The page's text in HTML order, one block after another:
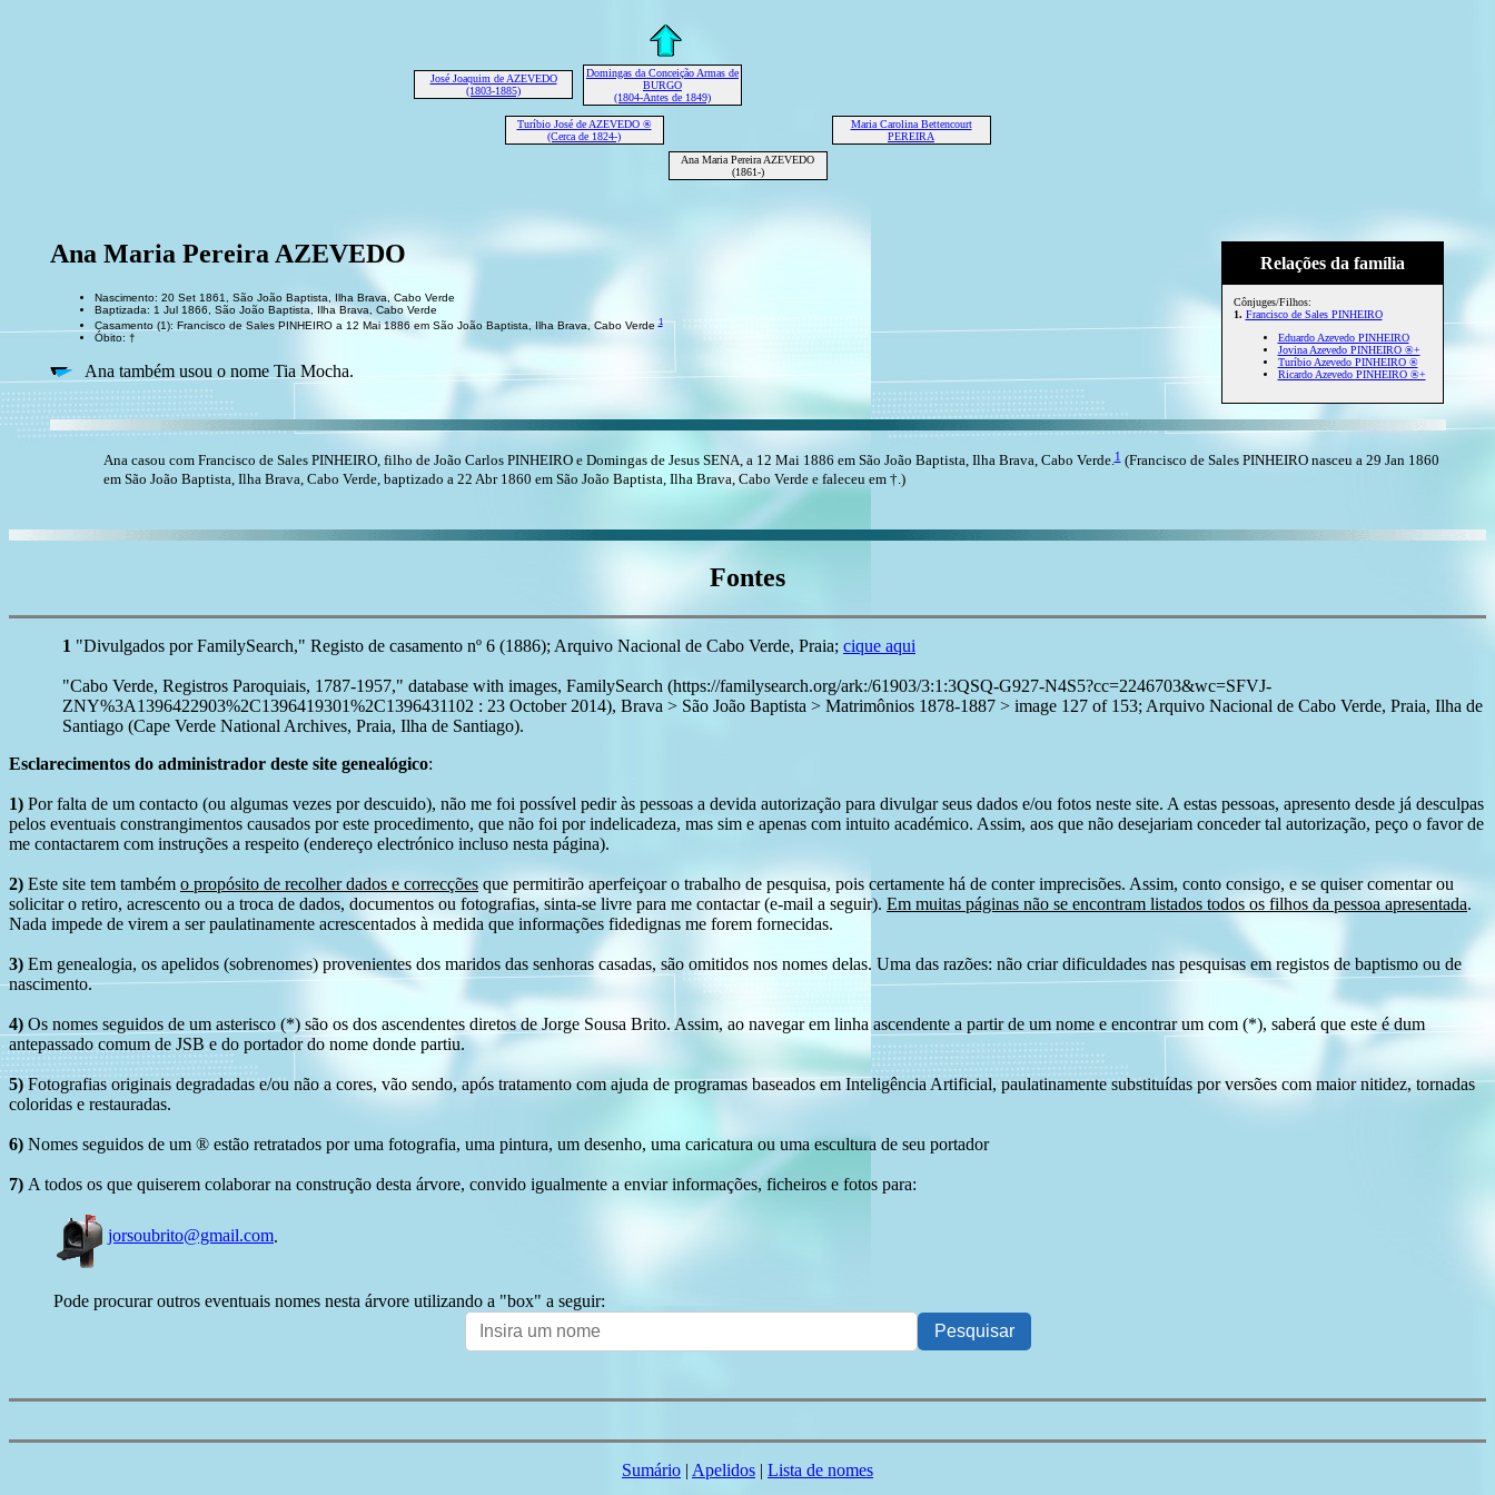
José Joaquim de AZEVEDO
(1803-1885)
Domingas da Conceição Armas de
BURGO
(1804-Antes de 1849)
Turíbio José de AZEVEDO ®
(Cerca de 1824-)
Maria Carolina Bettencourt
PEREIRA
Ana Maria Pereira AZEVEDO
(1861-)
Relações da família
Cônjuges/Filhos:
1. Francisco de Sales PINHEIRO
Eduardo Azevedo PINHEIRO
Jovina Azevedo PINHEIRO ®+
Turíbio Azevedo PINHEIRO ®
Ricardo Azevedo PINHEIRO ®+
Ana Maria Pereira AZEVEDO
Nascimento: 20 Set 1861, São João Baptista, Ilha Brava, Cabo Verde
Baptizada: 1 Jul 1866, São João Baptista, Ilha Brava, Cabo Verde
Casamento (1): Francisco de Sales PINHEIRO a 12 Mai 1886 em São João Baptista, Ilha Brava, Cabo Verde1
Óbito: †
Ana também usou o nome Tia Mocha.
Ana casou com Francisco de Sales PINHEIRO, filho de João Carlos PINHEIRO e Domingas de Jesus SENA, a 12 Mai 1886 em São João Baptista, Ilha Brava, Cabo Verde.1(Francisco de Sales PINHEIRO nasceu a 29 Jan 1860
em São João Baptista, Ilha Brava, Cabo Verde, baptizado a 22 Abr 1860 em São João Baptista, Ilha Brava, Cabo Verde e faleceu em †.)
Fontes
1 "Divulgados por FamilySearch," Registo de casamento nº 6 (1886); Arquivo Nacional de Cabo Verde, Praia; cique aqui
"Cabo Verde, Registros Paroquiais, 1787-1957," database with images, FamilySearch (https://familysearch.org/ark:/61903/3:1:3QSQ-G927-N4S5?cc=2246703&wc=SFVJ-
ZNY%3A1396422903%2C1396419301%2C1396431102 : 23 October 2014), Brava > São João Baptista > Matrimônios 1878-1887 > image 127 of 153; Arquivo Nacional de Cabo Verde, Praia, Ilha de
Santiago (Cape Verde National Archives, Praia, Ilha de Santiago).
Esclarecimentos do administrador deste site genealógico:
1) Por falta de um contacto (ou algumas vezes por descuido), não me foi possível pedir às pessoas a devida autorização para divulgar seus dados e/ou fotos neste site. A estas pessoas, apresento desde já desculpas
pelos eventuais constrangimentos causados por este procedimento, que não foi por indelicadeza, mas sim e apenas com intuito académico. Assim, aos que não desejariam conceder tal autorização, peço o favor de
me contactarem com instruções a respeito (endereço electrónico incluso nesta página).
2) Este site tem também o propósito de recolher dados e correcções que permitirão aperfeiçoar o trabalho de pesquisa, pois certamente há de conter imprecisões. Assim, conto consigo, e se quiser comentar ou
solicitar o retiro, acrescento ou a troca de dados, documentos ou fotografias, sinta-se livre para me contactar (e-mail a seguir). Em muitas páginas não se encontram listados todos os filhos da pessoa apresentada.
Nada impede de virem a ser paulatinamente acrescentados à medida que informações fidedignas me forem fornecidas.
3) Em genealogia, os apelidos (sobrenomes) provenientes dos maridos das senhoras casadas, são omitidos nos nomes delas. Uma das razões: não criar dificuldades nas pesquisas em registos de baptismo ou de
nascimento.
4) Os nomes seguidos de um asterisco (*) são os dos ascendentes diretos de Jorge Sousa Brito. Assim, ao navegar em linha ascendente a partir de um nome e encontrar um com (*), saberá que este é dum
antepassado comum de JSB e do portador do nome donde partiu.
5) Fotografias originais degradadas e/ou não a cores, vão sendo, após tratamento com ajuda de programas baseados em Inteligência Artificial, paulatinamente substituídas por versões com maior nitidez, tornadas
coloridas e restauradas.
6) Nomes seguidos de um ® estão retratados por uma fotografia, uma pintura, um desenho, uma caricatura ou uma escultura de seu portador
7) A todos os que quiserem colaborar na construção desta árvore, convido igualmente a enviar informações, ficheiros e fotos para:
jorsoubrito@gmail.com
Pode procurar outros eventuais nomes nesta árvore utilizando a "box" a seguir:
Sumário | Apelidos | Lista de nomes